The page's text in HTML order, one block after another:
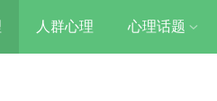
人群心理 心理话题